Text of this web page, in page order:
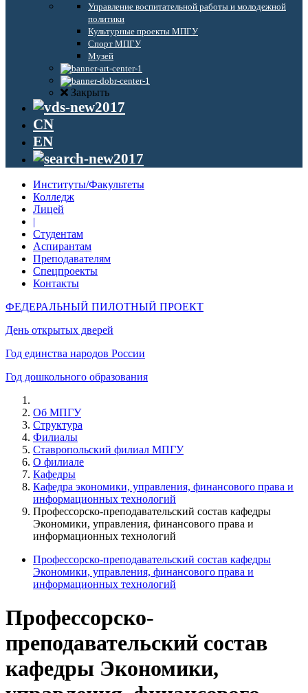
Управление воспитательной работы и молодежной
политики
Культурные проекты МПГУ
Спорт МПГУ
Музей
Закрыть
CN
EN
Институты/Факультеты
Колледж
Лицей
|
Студентам
Аспирантам
Преподавателям
Спецпроекты
Контакты
ФЕДЕРАЛЬНЫЙ ПИЛОТНЫЙ ПРОЕКТ
День открытых дверей
Год единства народов России
Год дошкольного образования
Об МПГУ
Структура
Филиалы
Ставропольский филиал МПГУ
О филиале
Кафедры
Кафедра экономики, управления, финансового права и
информационных технологий
Профессорско-преподавательский состав кафедры
Экономики, управления, финансового права и
информационных технологий
Профессорско-преподавательский состав кафедры
Экономики, управления, финансового права и
информационных технологий
Профессорско-
преподавательский состав
кафедры Экономики,